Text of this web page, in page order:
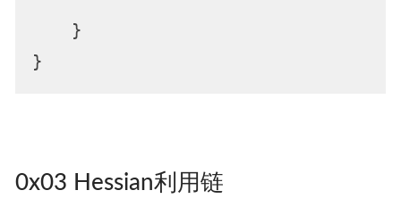
    }
0x03 Hessian利用链